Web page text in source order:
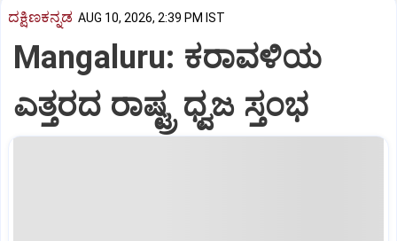
ದಕ್ಷಿಣಕನ್ನಡ AUG 10, 2026, 2:39 PM IST
Mangaluru: ಕರಾವಳಿಯ
ಎತ್ತರದ ರಾಷ್ಟ್ರ ಧ್ವಜ ಸ್ತಂಭ